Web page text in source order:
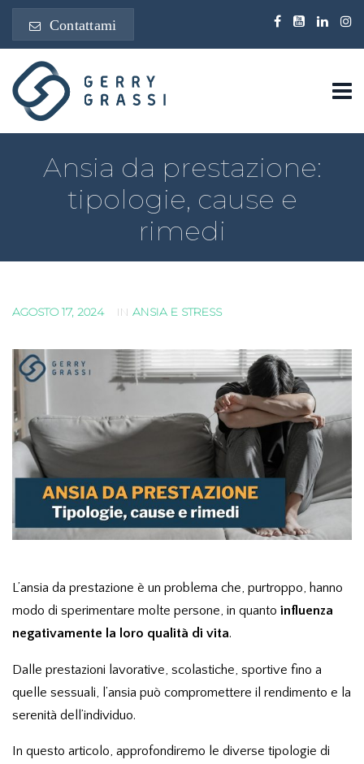
Contattami
Ansia da prestazione:
tipologie, cause e
rimedi
AGOSTO 17, 2024 IN ANSIA E STRESS
L’ansia da prestazione è un problema che, purtroppo, hanno
modo di sperimentare molte persone, in quanto influenza
negativamente la loro qualità di vita.
Dalle prestazioni lavorative, scolastiche, sportive fino a
quelle sessuali, l’ansia può compromettere il rendimento e la
serenità dell’individuo.
In questo articolo, approfondiremo le diverse tipologie di